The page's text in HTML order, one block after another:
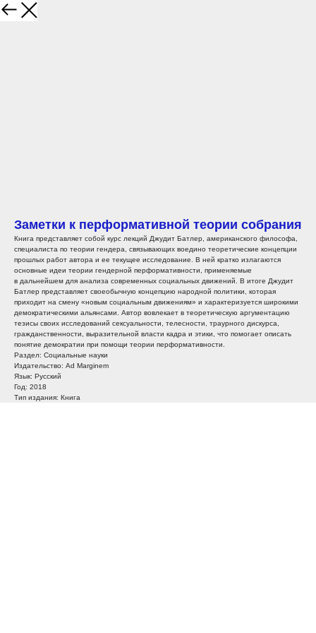
Заметки к перформативной теории собрания
Книга представляет собой курс лекций Джудит Батлер, американского философа,
специалиста по теории гендера, связывающих воедино теоретические концепции
прошлых работ автора и ее текущее исследование. В ней кратко излагаются
основные идеи теории гендерной перформативности, применяемые
в дальнейшем для анализа современных социальных движений. В итоге Джудит
Батлер представляет своеобычную концепцию народной политики, которая
приходит на смену «новым социальным движениям» и характеризуется широкими
демократическими альянсами. Автор вовлекает в теоретическую аргументацию
тезисы своих исследований сексуальности, телесности, траурного дискурса,
гражданственности, выразительной власти кадра и этики, что помогает описать
понятие демократии при помощи теории перформативности.
Раздел: Социальные науки
Издательство: Ad Marginem
Язык: Русский
Год: 2018
Тип издания: Книга